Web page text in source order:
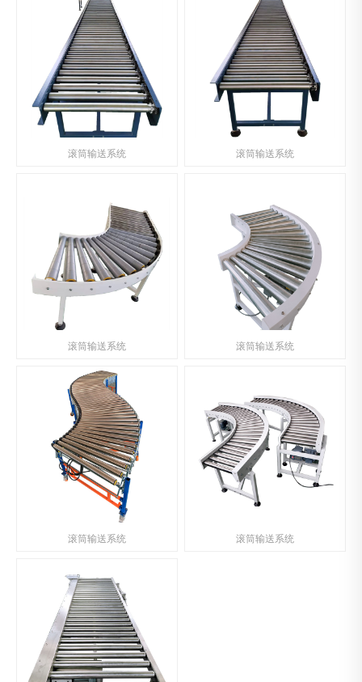
滚筒输送系统 滚筒输送系统
滚筒输送系统 滚筒输送系统
滚筒输送系统 滚筒输送系统